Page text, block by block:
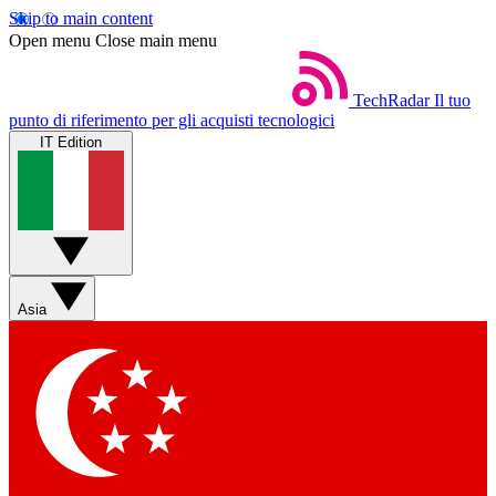
Skip to main content
Open menu Close main menu
TechRadar Il tuo
punto di riferimento per gli acquisti tecnologici
IT Edition
Asia